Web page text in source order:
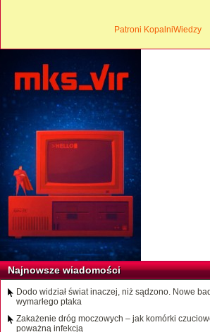
Patroni KopalniWiedzy
Najnowsze wiadomości
Dodo widział świat inaczej, niż sądzono. Nowe
wymarłego ptaka
Zakażenie dróg moczowych – jak komórki
poważną infekcją